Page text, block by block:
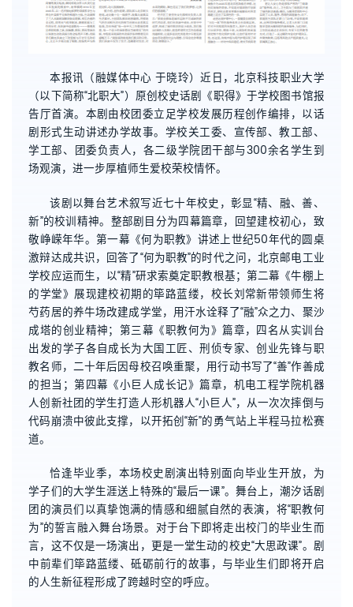
本报讯（融媒体中心 于晓玲）近日，北京科技职业大学
（以下简称“北职大”）原创校史话剧《职得》于学校图书馆报
告厅首演。本剧由校团委立足学校发展历程创作编排，以话
剧形式生动讲述办学故事。学校关工委、宣传部、教工部、
学工部、团委负责人，各二级学院团干部与300余名学生到
场观演，进一步厚植师生爱校荣校情怀。
该剧以舞台艺术叙写近七十年校史，彰显“精、融、善、
新”的校训精神。整部剧目分为四幕篇章，回望建校初心，致
敬峥嵘年华。第一幕《何为职教》讲述上世纪50年代的圆桌
激辩达成共识，回答了“何为职教”的时代之问，北京邮电工业
学校应运而生，以“精”研求索奠定职教根基；第二幕《牛棚上
的学堂》展现建校初期的筚路蓝缕，校长刘常新带领师生将
芍药居的养牛场改建成学堂，用汗水诠释了“融”众之力、聚沙
成塔的创业精神；第三幕《职教何为》篇章，四名从实训台
出发的学子各自成长为大国工匠、刑侦专家、创业先锋与职
教名师，二十年后因母校召唤重聚，用行动书写了“善”作善成
的担当；第四幕《小巨人成长记》篇章，机电工程学院机器
人创新社团的学生打造人形机器人“小巨人”，从一次次摔倒与
代码崩溃中彼此支撑，以开拓创“新”的勇气站上半程马拉松赛
道。
恰逢毕业季，本场校史剧演出特别面向毕业生开放，为
学子们的大学生涯送上特殊的“最后一课”。舞台上，潮汐话剧
团的演员们以真挚饱满的情感和细腻自然的表演，将“职教何
为”的誓言融入舞台场景。对于台下即将走出校门的毕业生而
言，这不仅是一场演出，更是一堂生动的校史“大思政课”。剧
中前辈们筚路蓝缕、砥砺前行的故事，与毕业生们即将开启
的人生新征程形成了跨越时空的呼应。